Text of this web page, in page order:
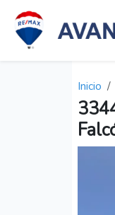
Inicio